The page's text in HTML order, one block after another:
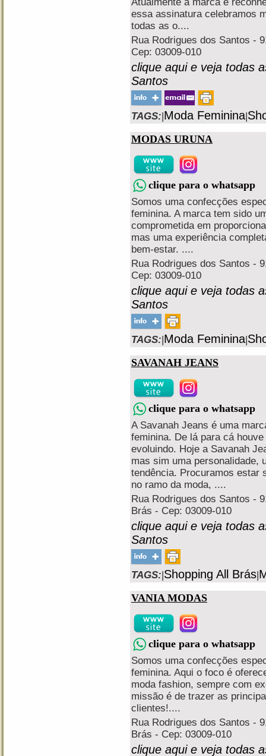
essa assinatura celebramos
todas as o....
Rua Rodrigues dos Santos -
Cep: 03009-010
clique aqui e veja todas
Santos
TAGS:|Moda Feminina|
MODAS URUNA
clique para o whatsapp
Somos uma confecções
feminina. A marca tem sido
comprometida em
mas uma experiência
bem-estar. ....
Rua Rodrigues dos Santos -
Cep: 03009-010
clique aqui e veja todas
Santos
TAGS:|Moda Feminina|
SAVANAH JEANS
clique para o whatsapp
A Savanah Jeans é uma
feminina. De lá para cá
evoluindo. Hoje a Savanah
mas sim uma personalidade,
tendência. Procuramos estar
no ramo da moda, ....
Rua Rodrigues dos Santos -
Brás - Cep: 03009-010
clique aqui e veja todas
Santos
TAGS:|Shopping All Brás|
VANIA MODAS
clique para o whatsapp
Somos uma confecções
feminina. Aqui o foco é
moda fashion, sempre com
missão é de trazer as
clientes!....
Rua Rodrigues dos Santos -
Brás - Cep: 03009-010
clique aqui e veja todas